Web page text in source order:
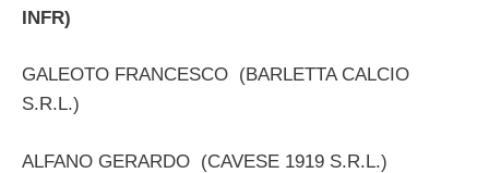
INFR)
GALEOTO FRANCESCO (BARLETTA CALCIO
S.R.L.)
ALFANO GERARDO (CAVESE 1919 S.R.L.)